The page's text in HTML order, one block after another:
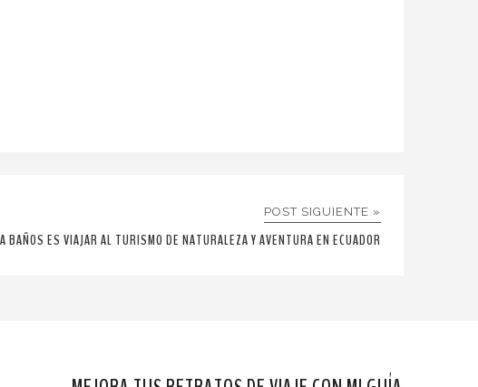
POST SIGUIENTE »
BAÑOS ES VIAJAR AL TURISMO DE NATURALEZA Y AVENTURA EN ECUADOR